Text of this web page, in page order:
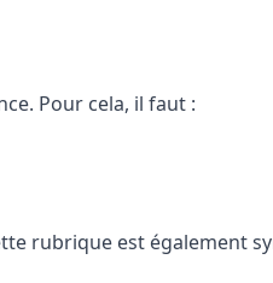
Pour cela, il faut :
rubrique est également